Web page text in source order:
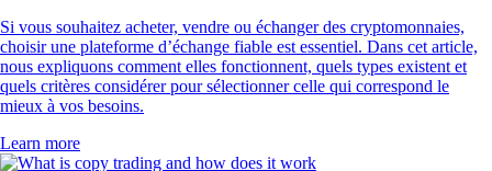
Si vous souhaitez acheter, vendre ou échanger des cryptomonnaies,
choisir une plateforme d’échange fiable est essentiel. Dans cet article,
nous expliquons comment elles fonctionnent, quels types existent et
quels critères considérer pour sélectionner celle qui correspond le
mieux à vos besoins.
Learn more